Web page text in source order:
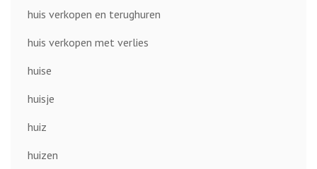
huis verkopen en terughuren
huis verkopen met verlies
huise
huisje
huiz
huizen